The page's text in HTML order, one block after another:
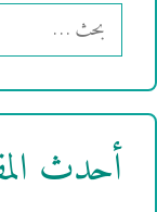
البحث
عن:
أحدث